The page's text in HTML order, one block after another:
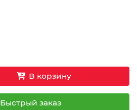
В корзину
Быстрый заказ